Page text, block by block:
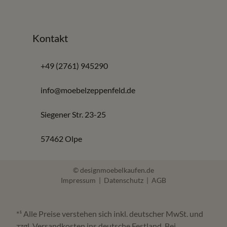
Benötigter Stauraum und offene Flächen
Material und Farbe passend zum Raum
Bei Möbel Zeppenfeld in Olpe finden Sie Wohnwände,
Planung.
Kontakt
+49 (2761) 945290
info@moebelzeppenfeld.de
Siegener Str. 23-25
57462 Olpe
© designmoebelkaufen.de
Impressum | Datenschutz | AGB
*¹ Alle Preise verstehen sich inkl. deutscher MwSt. und